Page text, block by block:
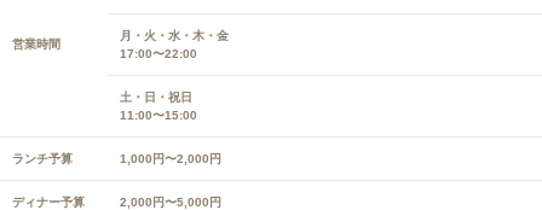
営業時間
月・火・水・木・金
17:00〜22:00
土・日・祝日
11:00〜15:00
ランチ予算 1,000円〜2,000円
ディナー予算 2,000円〜5,000円